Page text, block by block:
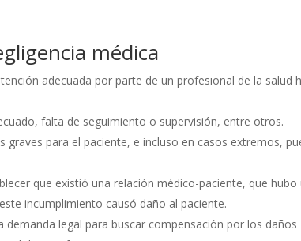
médica
adecuada por parte de un profesional de la salud
falta de seguimiento o supervisión, entre otros.
para el paciente, e incluso en casos extremos,
que existió una relación médico-paciente, que hubo
incumplimiento causó daño al paciente.
legal para buscar compensación por los daños